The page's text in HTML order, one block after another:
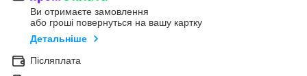
Ви отримаєте замовлення
або гроші повернуться на вашу картку
Детальніше
Післяплата